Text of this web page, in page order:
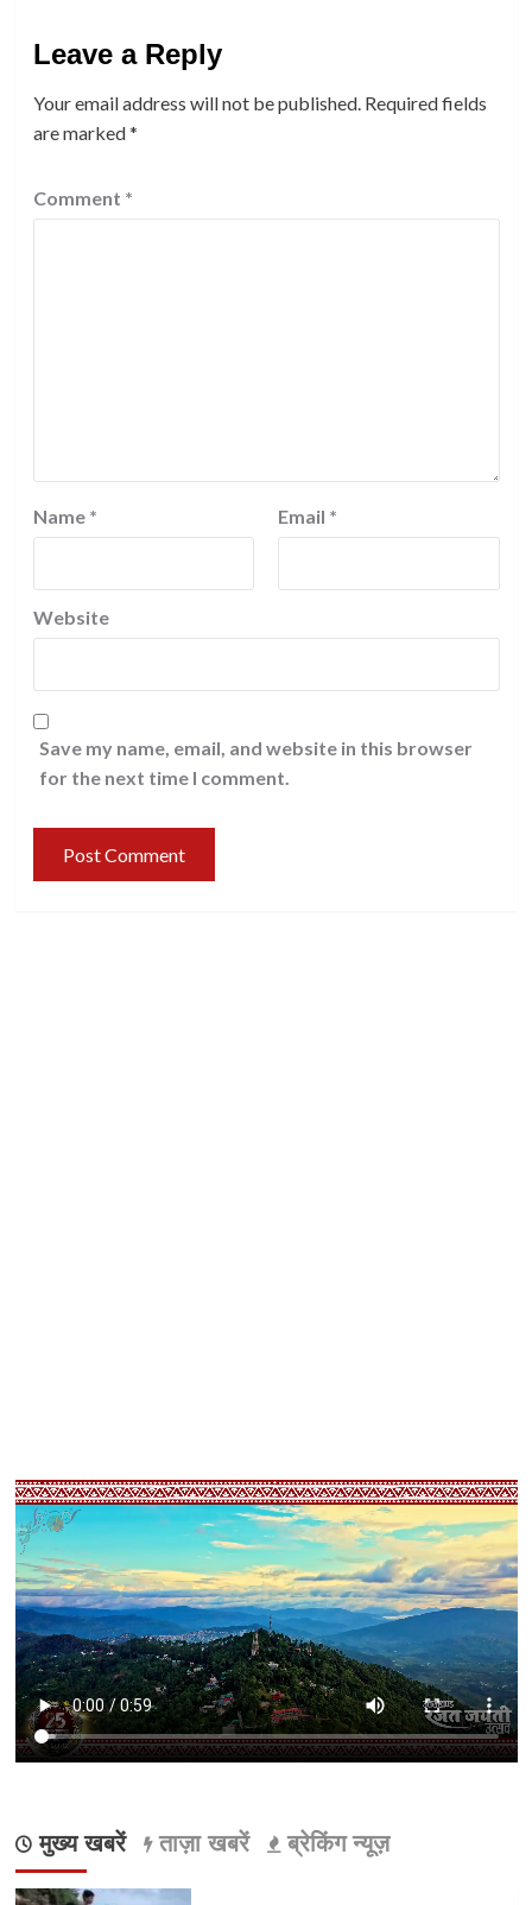
Leave a Reply
Your email address will not be published. Required fields
are marked*
Comment *
Name * Email *
Website
Save my name, email, and website in this browser
for the next time I comment.
मुख्य खबरें ताज़ा खबरें ब्रेकिंग न्यूज़